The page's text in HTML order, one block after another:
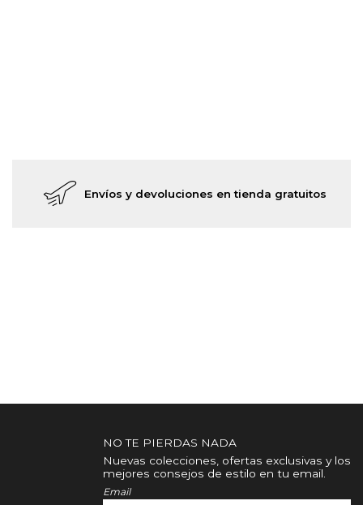
Envíos y devoluciones en tienda gratuitos
NO TE PIERDAS NADA
Nuevas colecciones, ofertas exclusivas y los
mejores consejos de estilo en tu email.
Email